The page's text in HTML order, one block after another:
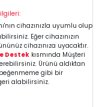
cihazınızla uyumlu olup
Eğer cihazınızın
cihazınıza uyacaktır.
Destek kısmında Müşteri
Ürünü aldıktan
gibi bir
alabilirsiniz.